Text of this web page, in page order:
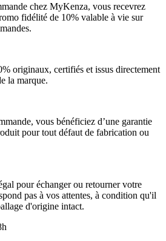
chez MyKenza, vous recevrez
fidélité de 10% valable à vie sur
originaux, certifiés et issus directement
la marque.
vous bénéficiez d’une garantie
pour tout défaut de fabrication ou
pour échanger ou retourner votre
pas à vos attentes, à condition qu'il
d'origine intact.